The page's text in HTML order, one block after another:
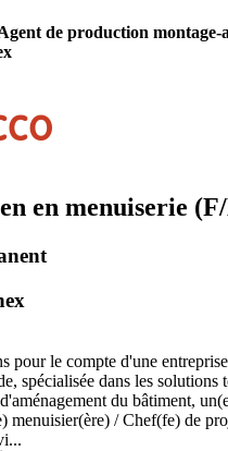
de production montage-
en menuiserie
pour le compte d'une
spécialisée dans les solutions
du bâtiment,
menuisier(ère) / Chef(fe) de